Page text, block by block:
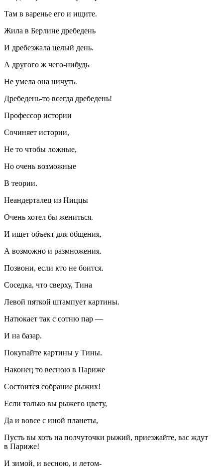
Там в варенье его и ищите.
Жила в Берлине дребедень
И дребезжала целый день.
А другого ж чего-нибудь
Не умела она ничуть.
Дребедень-то всегда дребедень!
Профессор истории
Сочиняет истории,
Не то чтобы ложные,
Но очень возможные
В теории.
Неандерталец из Ниццы
Очень хотел бы жениться.
И ищет объект для общения,
А возможно и размножения.
Позвони, если кто не боится.
Соседка, что сверху, Тина
Левой пяткой штампует картины.
Натюкает так с сотню пар —
И на базар.
Покупайте картины у Тины.
Наконец то весною в Париже
Состоится собрание рыжих!
Если только вы рыжего цвету,
Да и вовсе с иной планеты,
Пусть вы хоть на полчуточки рыжий, приезжайте, вас ждут
в Париже!
И зимой, и весною, и летом-